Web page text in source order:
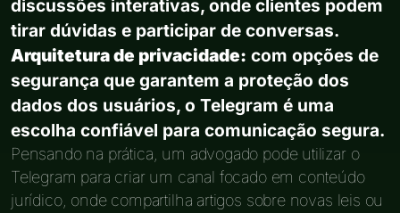
discussões interativas, onde clientes podem
tirar dúvidas e participar de conversas.
Arquitetura de privacidade: com opções de
segurança que garantem a proteção dos
dados dos usuários, o Telegram é uma
escolha confiável para comunicação segura.
Pensando na prática, um advogado pode utilizar o
Telegram para criar um canal focado em conteúdo
jurídico, onde compartilha artigos sobre novas leis ou